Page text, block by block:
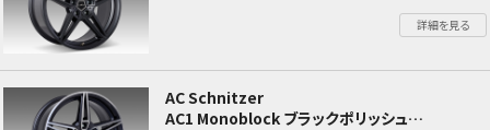
詳細を見る
AC Schnitzer
AC1 Monoblock ブラックポリッシュ